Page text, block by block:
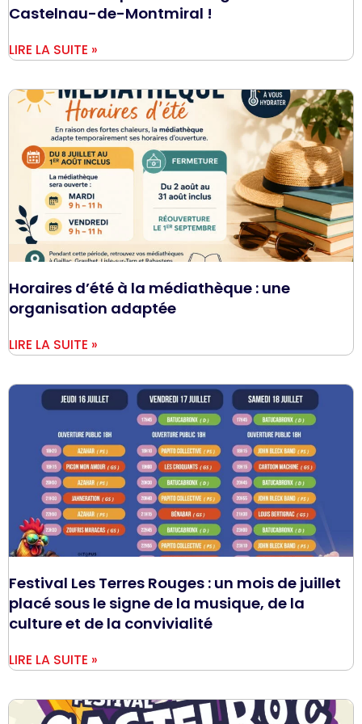
Castelnau-de-Montmiral !
LIRE LA SUITE »
Horaires d’été à la médiathèque : une
organisation adaptée
LIRE LA SUITE »
Festival Les Terres Rouges : un mois de juillet
placé sous le signe de la musique, de la
culture et de la convivialité
LIRE LA SUITE »